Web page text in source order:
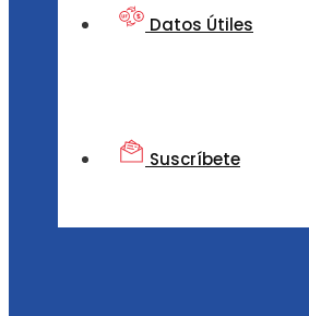
Datos Útiles
Suscríbete